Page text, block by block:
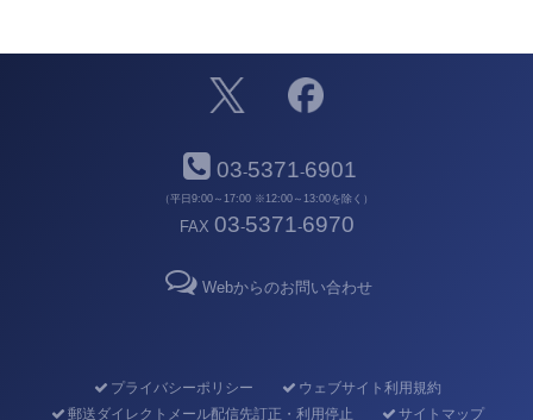
03-5371-6901
（平日9:00～17:00 ※12:00～13:00を除く）
FAX 03-5371-6970
Webからのお問い合わせ
プライバシーポリシー
ウェブサイト利用規約
郵送ダイレクトメール配信先訂正・利用停止
サイトマップ